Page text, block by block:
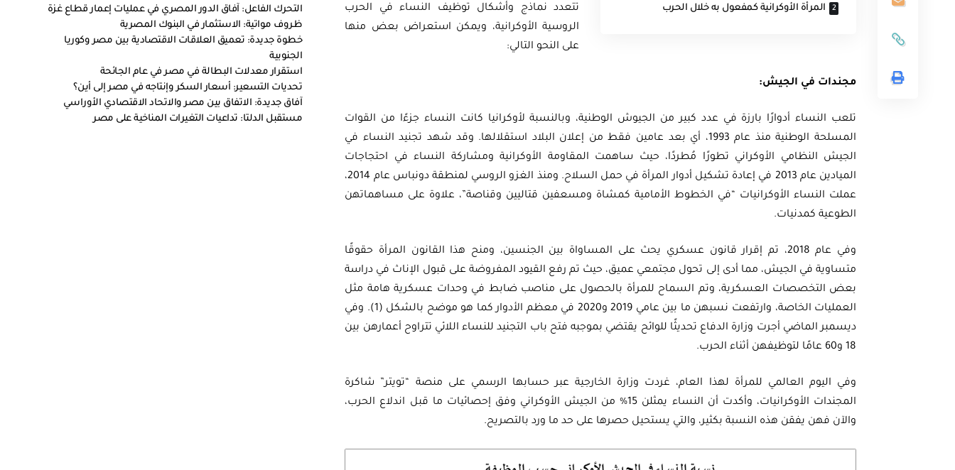
المرأة الأوكرانية كمفعول به خلال الحرب
تتعدد نماذج وأشكال توظيف النساء في الحرب
الروسية الأوكرانية، ويمكن استعراض بعض منها
على النحو التالي:
مجندات في الجيش:
تلعب النساء أدوارًا بارزة في عدد كبير من الجيوش الوطنية، وبالنسبة لأوكرانيا كانت النساء جزءًا من القوات
المسلحة الوطنية منذ عام 1993، أي بعد عامين فقط من إعلان البلاد استقلالها. وقد شهد تجنيد النساء في
الجيش النظامي الأوكراني تطورًا مُطردًا، حيث ساهمت المقاومة الأوكرانية ومشاركة النساء في احتجاجات
الميادين عام 2013 في إعادة تشكيل أدوار المرأة في حمل السلاح. ومنذ الغزو الروسي لمنطقة دونباس عام 2014،
عملت النساء الأوكرانيات “في الخطوط الأمامية كمشاة ومسعفين قتاليين وقناصة”، علاوة على مساهماتهن
الطوعية كمدنيات.
وفي عام 2018، تم إقرار قانون عسكري يحث على المساواة بين الجنسين، ومنح هذا القانون المرأة حقوقًا
متساوية في الجيش، مما أدى إلى تحول مجتمعي عميق، حيث تم رفع القيود المفروضة على قبول الإناث في دراسة
بعض التخصصات العسكرية، وتم السماح للمرأة بالحصول على مناصب ضابط في وحدات عسكرية هامة مثل
العمليات الخاصة، وارتفعت نسبهن ما بين عامي 2019 و2020 في معظم الأدوار كما هو موضح بالشكل (1). وفي
ديسمبر الماضي أجرت وزارة الدفاع تحديثًا للوائح يقتضي بموجبه فتح باب التجنيد للنساء اللائي تتراوح أعمارهن بين
18 و60 عامًا لتوظيفهن أثناء الحرب.
وفي اليوم العالمي للمرأة لهذا العام، غردت وزارة الخارجية عبر حسابها الرسمي على منصة “تويتر” شاكرة
المجندات الأوكرانيات، وأكدت أن النساء يمثلن 15% من الجيش الأوكراني وفق إحصائيات ما قبل اندلاع الحرب،
والآن فهن يفقن هذه النسبة بكثير، والتي يستحيل حصرها على حد ما ورد بالتصريح.
التحرك الفاعل: آفاق الدور المصري في عمليات إعمار قطاع غزة
ظروف مواتية: الاستثمار في البنوك المصرية
خطوة جديدة: تعميق العلاقات الاقتصادية بين مصر وكوريا
الجنوبية
استقرار معدلات البطالة في مصر في عام الجائحة
تحديات التسعير: أسعار السكر وإنتاجه في مصر إلى أين؟
آفاق جديدة: الاتفاق بين مصر والاتحاد الاقتصادي الأوراسي
مستقبل الدلتا: تداعيات التغيرات المناخية على مصر